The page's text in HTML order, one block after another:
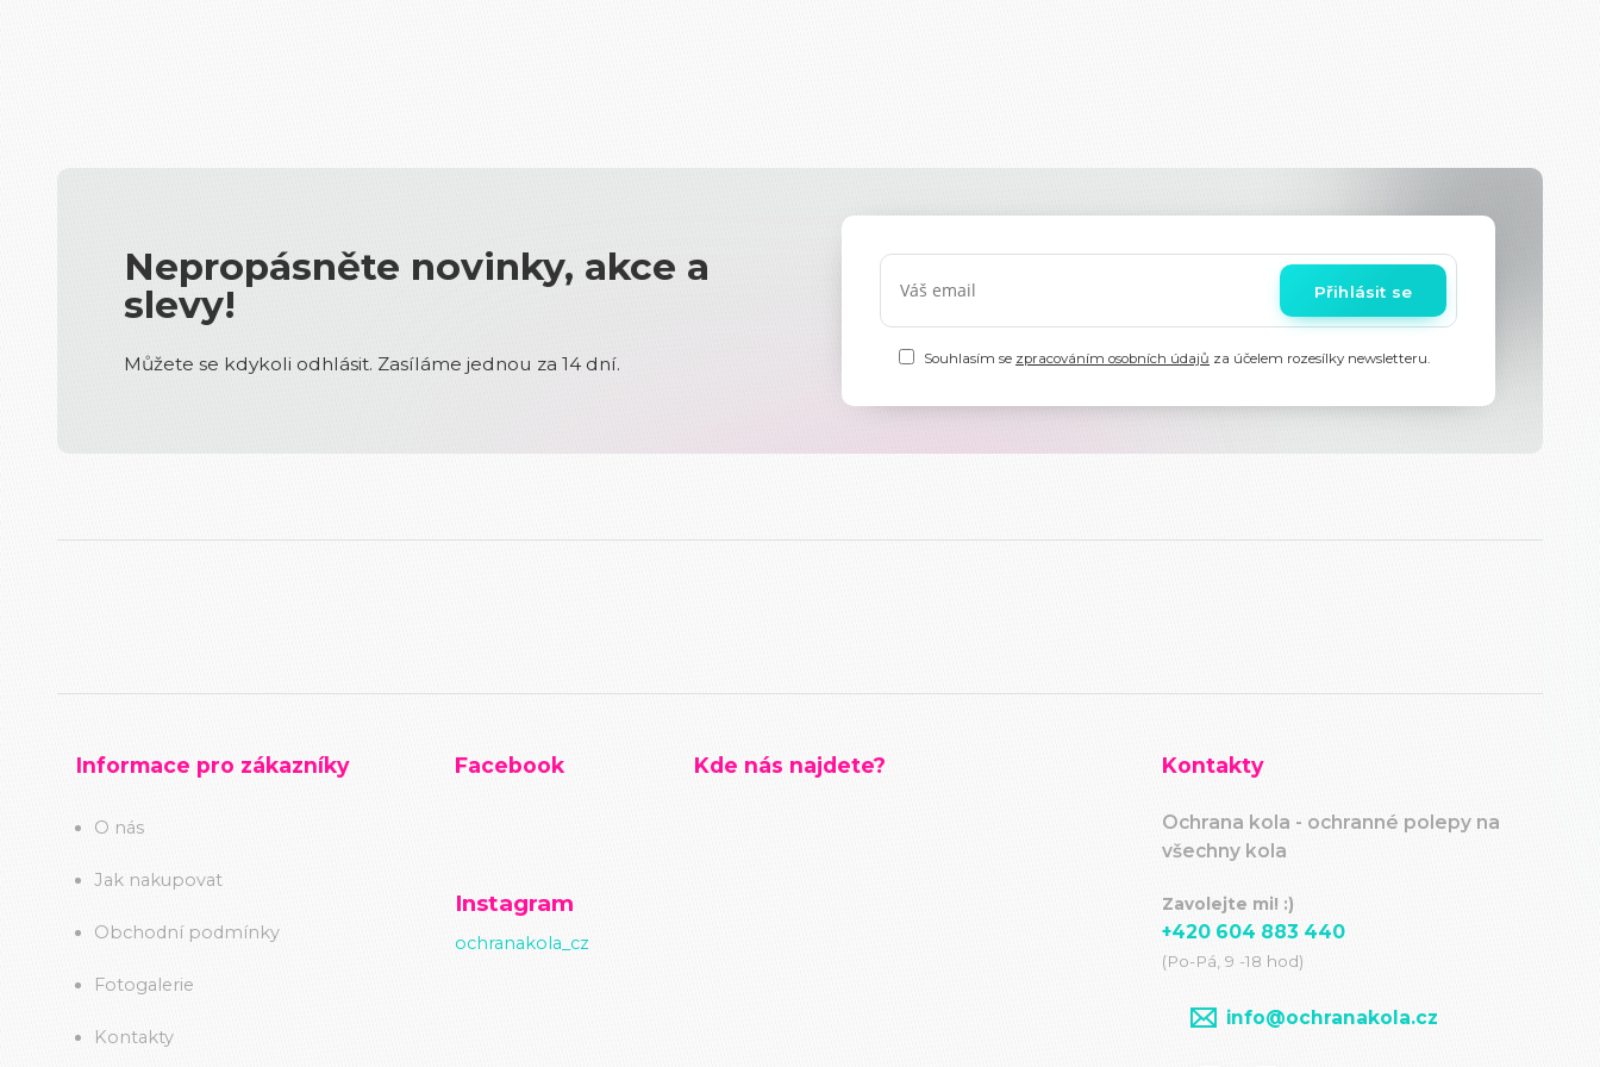
Nepropásněte novinky, akce a
slevy!
Můžete se kdykoli odhlásit. Zasíláme jednou za 14 dní.
Přihlásit se
Souhlasím se zpracováním osobních údajů za účelem rozesílky newsletteru.
Informace pro zákazníky
O nás
Jak nakupovat
Obchodní podmínky
Fotogalerie
Kontakty
Facebook
Instagram
ochranakola_cz
Kde nás najdete? Kontakty
Ochrana kola - ochranné polepy na
všechny kola
Zavolejte mi! :)
+420 604 883 440
(Po-Pá, 9 -18 hod)
info@ochranakola.cz